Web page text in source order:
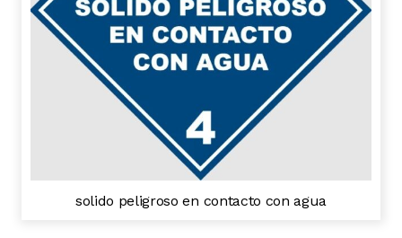
solido peligroso en contacto con agua